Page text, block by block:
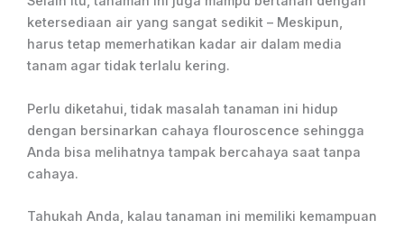
ketersediaan air yang sangat sedikit – Meskipun,
harus tetap memerhatikan kadar air dalam media
tanam agar tidak terlalu kering.
Perlu diketahui, tidak masalah tanaman ini hidup
dengan bersinarkan cahaya flouroscence sehingga
Anda bisa melihatnya tampak bercahaya saat tanpa
cahaya.
Tahukah Anda, kalau tanaman ini memiliki kemampuan